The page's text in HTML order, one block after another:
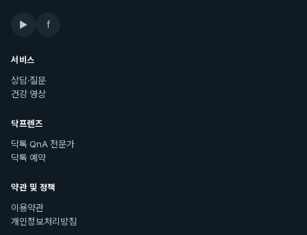
▶ f
서비스
상담·질문
건강 영상
닥프렌즈
닥톡 QnA 전문가
닥톡 예약
약관 및 정책
이용약관
개인정보처리방침